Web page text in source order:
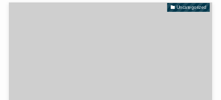
Uncategorized